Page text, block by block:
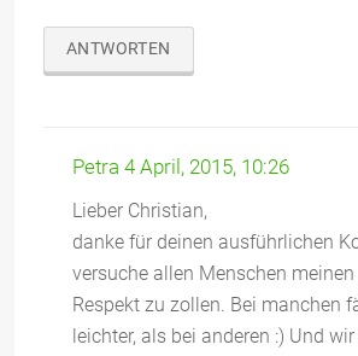
ANTWORTEN
Petra 4 April, 2015, 10:26
Lieber Christian,
danke für deinen ausführlichen
versuche allen Menschen
Respekt zu zollen. Bei manchen
leichter, als bei anderen :) Und